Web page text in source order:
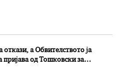
откази, а Обвителството ја
пријава од Тошковски за